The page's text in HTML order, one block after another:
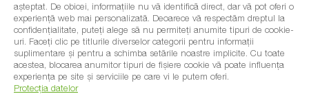
așteptat. De obicei, informațiile nu vă identifică direct, dar vă pot oferi o
experiență web mai personalizată. Deoarece vă respectăm dreptul la
confidențialitate, puteți alege să nu permiteți anumite tipuri de cookie-
uri. Faceți clic pe titlurile diverselor categorii pentru informații
suplimentare și pentru a schimba setările noastre implicite. Cu toate
acestea, blocarea anumitor tipuri de fișiere cookie vă poate influența
experiența pe site și serviciile pe care vi le putem oferi.
Protecția datelor